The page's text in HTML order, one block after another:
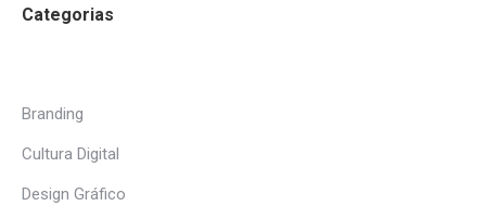
Categorias
Branding
Cultura Digital
Design Gráfico